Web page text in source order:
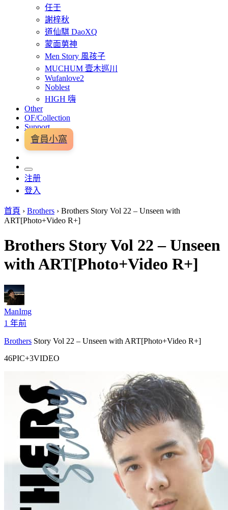
任壬
謝梓秋
道仙騏 DaoXQ
蒙面莮神
Men Story 風孩子
MUCHUM 壹木巡川
Wufanlove2
Noblest
HIGH 嗨
Other
OF/Collection
Support
會員小窩
注册
登入
首頁 › Brothers › Brothers Story Vol 22 – Unseen with
ART[Photo+Video R+]
Brothers Story Vol 22 – Unseen
with ART[Photo+Video R+]
ManImg
1 年前
Brothers Story Vol 22 – Unseen with ART[Photo+Video R+]
46PIC+3VIDEO